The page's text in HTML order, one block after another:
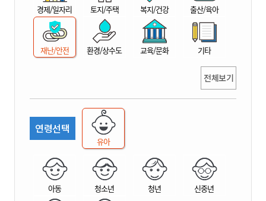
산
경제/일자리 토지/주택 복지/건강 출산/육아
재난/안전 환경/상수도 교육/문화 기타
전체보기
연령선택
유아
아동 청소년 청년 신중년